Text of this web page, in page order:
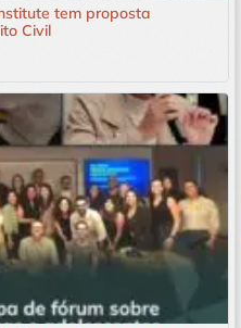
tem proposta
Civil